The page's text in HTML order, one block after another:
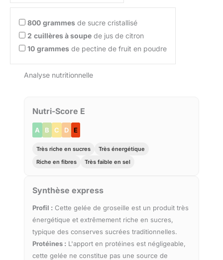
800 grammes de sucre cristallisé
2 cuillères à soupe de jus de citron
10 grammes de pectine de fruit en poudre
Analyse nutritionnelle
Nutri-Score E
A B C D E
Très riche en sucres
Très énergétique
Riche en fibres
Très faible en sel
Synthèse express
Profil : Cette gelée de groseille est un produit très
énergétique et extrêmement riche en sucres,
typique des conserves sucrées traditionnelles.
Protéines : L'apport en protéines est négligeable,
cette gelée ne constitue pas une source de